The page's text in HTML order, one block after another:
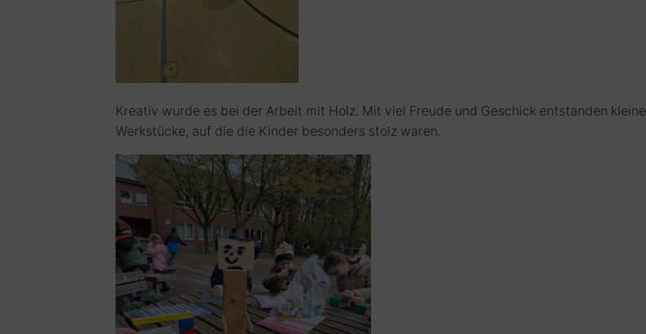
Kreativ wurde es bei der Arbeit mit Holz. Mit viel Freude und Geschick entstanden kleine
Werkstücke, auf die die Kinder besonders stolz waren.